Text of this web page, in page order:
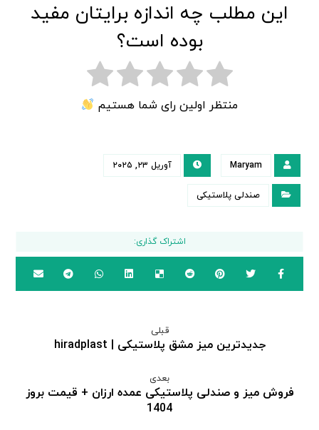
این مطلب چه اندازه برایتان مفید
بوده است؟
منتظر اولین رای شما هستیم
Maryam آوریل ۲۳, ۲۰۲۵
صندلی پلاستیکی
قبلی
جدیدترین میز مشق پلاستیکی | hiradplast
بعدی
فروش میز و صندلی پلاستیکی عمده ارزان + قیمت بروز
1404